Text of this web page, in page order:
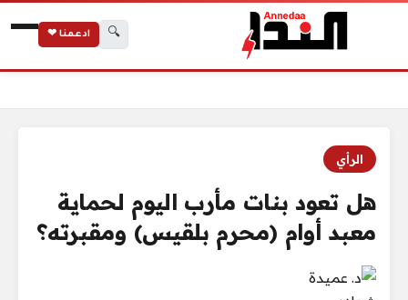
🔍 ادعمنا ❤
الرأي
هل تعود بنات مأرب اليوم لحماية
معبد أوام (محرم بلقيس) ومقبرته؟